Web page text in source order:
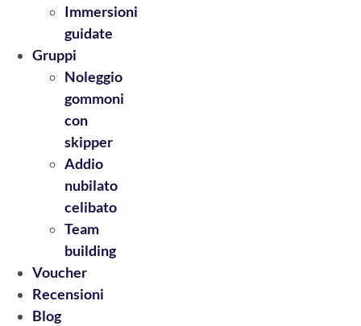
Immersioni
guidate
Gruppi
Noleggio
gommoni
con
skipper
Addio
nubilato
celibato
Team
building
Voucher
Recensioni
Blog